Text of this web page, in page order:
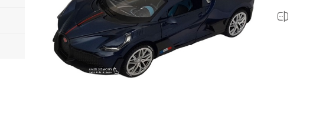
تب سنج نوزاد و کودک
رابط و پد سینه
دستگاه بخور سرد کودک
اسباب بازی دخترانه و پسرانه